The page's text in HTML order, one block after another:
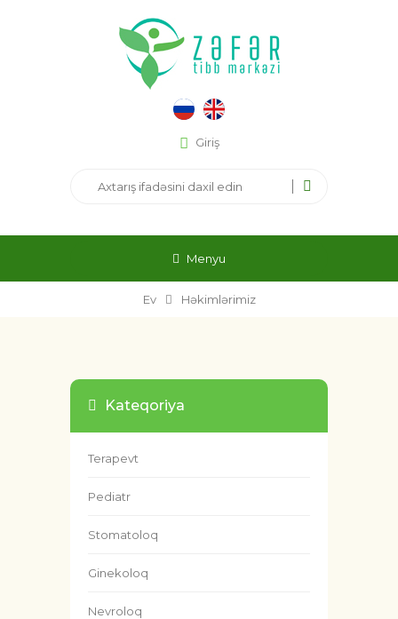
Giriş
Menyu
Ev Həkimlərimiz
Kateqoriya
Terapevt
Pediatr
Stomatoloq
Ginekoloq
Nevroloq